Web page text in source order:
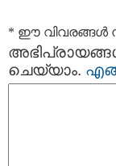
* ഈ വിവരങ്ങള്‍
ചെയ്യാം.